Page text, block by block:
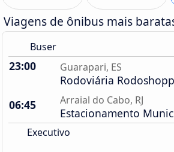
Viagens de ônibus mais
Buser
23:00 Guarapari, ES
Rodoviária
06:45
Arraial do Cabo, RJ
Estacionamento
Executivo